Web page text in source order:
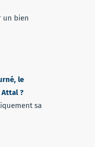
un bien
le
?
sa